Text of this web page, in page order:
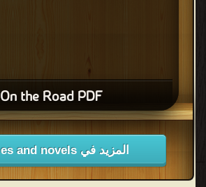
On the Road PDF
المزيد في Stories and novels ..